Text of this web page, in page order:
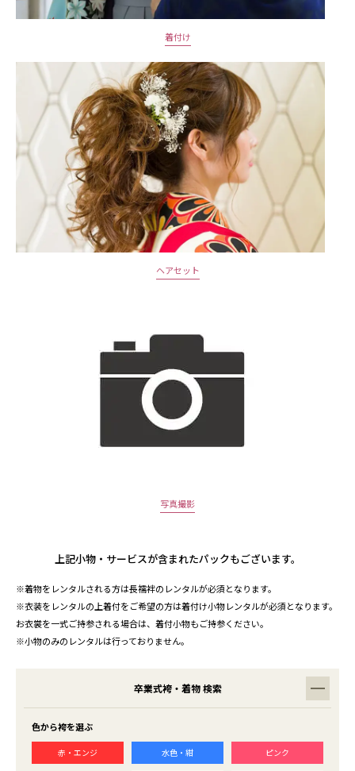
着付け
ヘアセット
写真撮影
上記小物・サービスが含まれたパックもございます。
※着物をレンタルされる方は長襦袢のレンタルが必須となります。
※衣装をレンタルの上着付をご希望の方は着付け小物レンタルが必須となります。
お衣裳を一式ご持参される場合は、着付小物もご持参ください。
※小物のみのレンタルは行っておりません。
卒業式袴・着物 検索
色から袴を選ぶ
赤・エンジ 水色・紺 ピンク